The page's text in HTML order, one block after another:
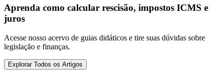
Aprenda como calcular rescisão, impostos ICMS e
juros
Acesse nosso acervo de guias didáticos e tire suas dúvidas sobre
legislação e finanças.
Explorar Todos os Artigos